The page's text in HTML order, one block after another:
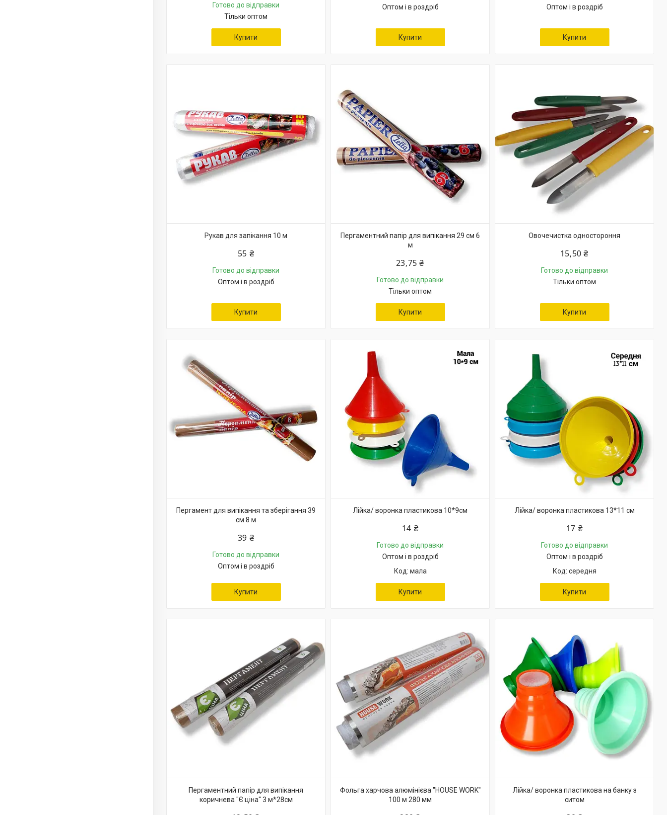
Готово до відправки
Тільки оптом
Купити
Оптом і в роздріб
Купити
Оптом і в роздріб
Купити
Рукав для запікання 10 м
55 ₴
Готово до відправки
Оптом і в роздріб
Купити
Пергаментний папір для випікання 29 см 6
м
23,75 ₴
Готово до відправки
Тільки оптом
Купити
Овочечистка одностороння
15,50 ₴
Готово до відправки
Тільки оптом
Купити
Пергамент для випікання та зберігання 39
см 8 м
39 ₴
Готово до відправки
Оптом і в роздріб
Купити
Лійка/ воронка пластикова 10*9см
14 ₴
Готово до відправки
Оптом і в роздріб
мала
Купити
Лійка/ воронка пластикова 13*11 см
17 ₴
Готово до відправки
Оптом і в роздріб
середня
Купити
Пергаментний папір для випікання
коричнева "Є ціна" 3 м*28см
Фольга харчова алюмінієва "HOUSE WORK"
100 м 280 мм
Лійка/ воронка пластикова на банку з
ситом